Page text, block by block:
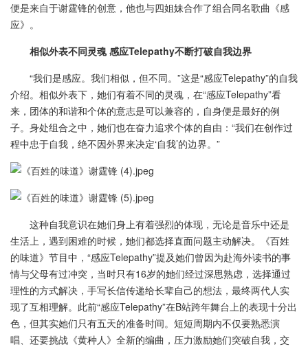
便是来自于谢霆锋的创意，他也与四姐妹合作了组合同名歌曲《感
应》。
相似外表不同灵魂 感应Telepathy不断打破自我边界
“我们是感应。我们相似，但不同。”这是“感应Telepathy”的自我
介绍。相似外表下，她们有着不同的灵魂，在“感应Telepathy”看
来，团体的和谐和个体的意志是可以兼容的，自身便是最好的例
子。身处组合之中，她们也在奋力追求个体的自由：“我们在创作过
程中忠于自我，绝不因外界来决定‘自我’的边界。”
这种自我意识在她们身上有着强烈的体现，无论是音乐中还是
生活上，遇到困难的时候，她们都选择直面问题主动解决。《百姓
的味道》节目中，“感应Telepathy”提及她们曾因为赴海外读书的事
情与父母有过冲突，当时只有16岁的她们经过深思熟虑，选择通过
理性的方式解决，手写长信传递给长辈自己的想法，最终两代人实
现了互相理解。此前“感应Telepathy”在B站跨年舞台上的表现十分出
色，但其实她们只有五天的准备时间。短短周期内不仅要熟悉演
唱、还要挑战《黄种人》全新的编曲，压力激励她们突破自我，交